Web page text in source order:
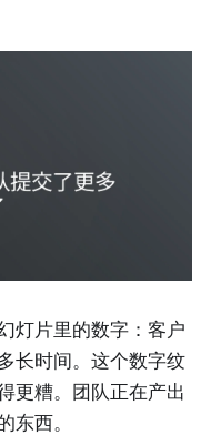
灯片里的数字：客户
长时间。这个数字纹
更糟。团队正在产出
东西。